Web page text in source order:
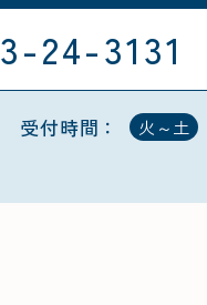
24-3131
受付時間： 火～土